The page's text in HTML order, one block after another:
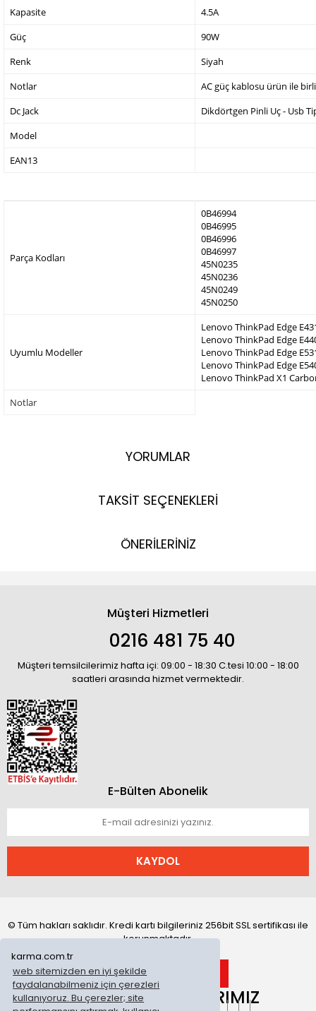
karma.com.tr
web sitemizden en iyi şekilde
faydalanabilmeniz için çerezleri
kullanıyoruz. Bu çerezler; site
Kapasite
4.5A
Güç
90W
Renk
Siyah
Notlar
AC güç kablosu ürün ile
Dc Jack
Dikdörtgen Pinli Uç - Usb
Model
EAN13
Parça Kodları
0B46994
0B46995
0B46996
0B46997
45N0235
45N0236
45N0249
45N0250
Uyumlu Modeller
Lenovo ThinkPad Edge
Lenovo ThinkPad Edge
Lenovo ThinkPad Edge
Lenovo ThinkPad Edge
Lenovo ThinkPad X1
Notlar
YORUMLAR
TAKSİT SEÇENEKLERİ
ÖNERİLERİNİZ
Müşteri Hizmetleri
0216 481 75 40
Müşteri temsilcilerimiz hafta içi: 09:00 - 18:30 C.tesi 10:00 - 18:00
saatleri arasında hizmet vermektedir.
E-Bülten Abonelik
KAYDOL
© Tüm hakları saklıdır. Kredi kartı bilgileriniz 256bit SSL sertifikası ile
korunmaktadır.
ONLİNE MAĞAZALARIMIZ